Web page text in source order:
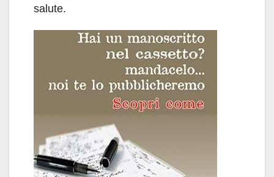
salute.